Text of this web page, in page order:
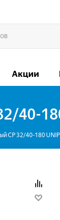
Акции
40-
CP 32/40-180